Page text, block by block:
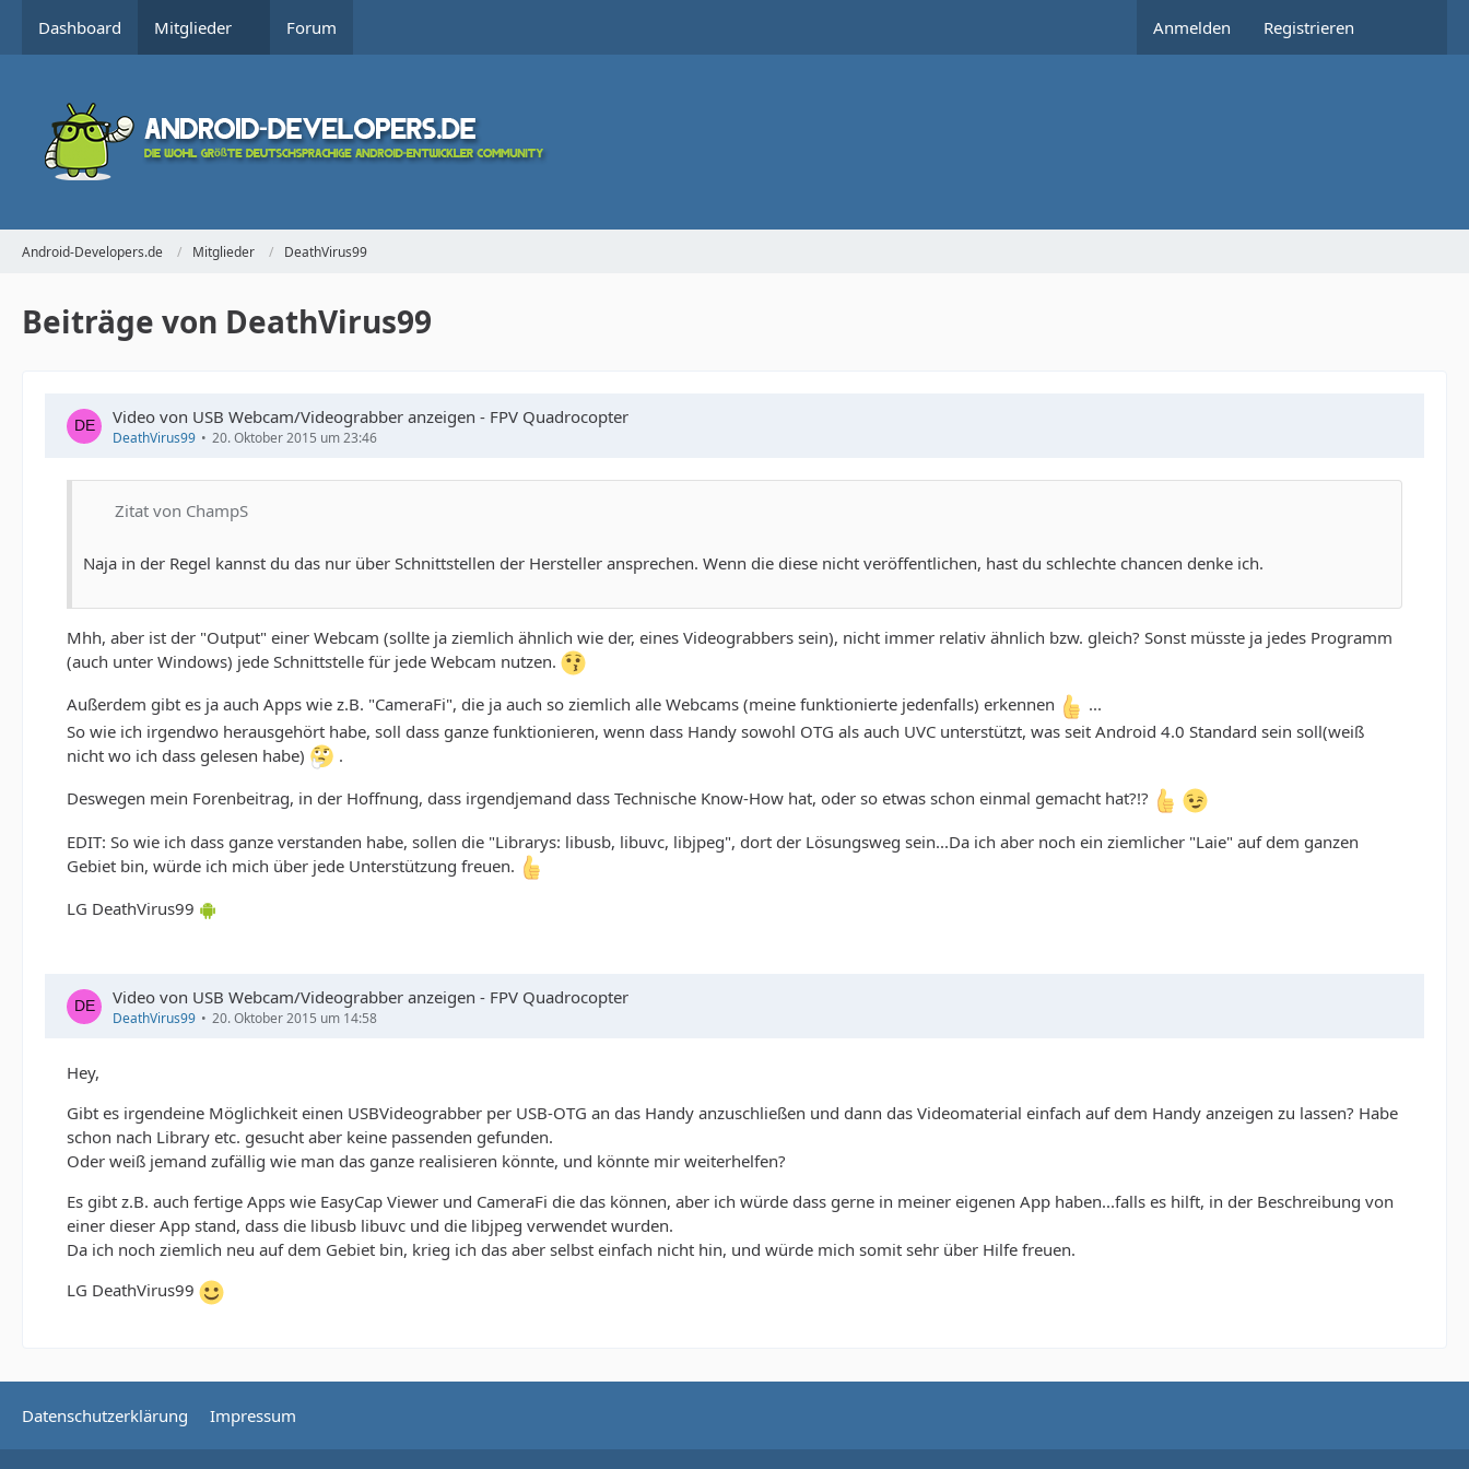
Dashboard Mitglieder Forum Anmelden Registrieren
Android-Developers.de Mitglieder DeathVirus99
Beiträge von DeathVirus99
Video von USB Webcam/Videograbber anzeigen - FPV Quadrocopter
DeathVirus99 20. Oktober 2015 um 23:46
Zitat von ChampS
Naja in der Regel kannst du das nur über Schnittstellen der Hersteller ansprechen. Wenn die diese nicht veröffentlichen, hast du schlechte chancen denke ich.
Mhh, aber ist der "Output" einer Webcam (sollte ja ziemlich ähnlich wie der, eines Videograbbers sein), nicht immer relativ ähnlich bzw. gleich? Sonst müsste ja jedes Programm
(auch unter Windows) jede Schnittstelle für jede Webcam nutzen.
Außerdem gibt es ja auch Apps wie z.B. "CameraFi", die ja auch so ziemlich alle Webcams (meine funktionierte jedenfalls) erkennen
...
So wie ich irgendwo herausgehört habe, soll dass ganze funktionieren, wenn dass Handy sowohl OTG als auch UVC unterstützt, was seit Android 4.0 Standard sein soll(weiß
nicht wo ich dass gelesen habe)
.
Deswegen mein Forenbeitrag, in der Hoffnung, dass irgendjemand dass Technische Know-How hat, oder so etwas schon einmal gemacht hat?!?
EDIT: So wie ich dass ganze verstanden habe, sollen die "Librarys: libusb, libuvc, libjpeg", dort der Lösungsweg sein...Da ich aber noch ein ziemlicher "Laie" auf dem ganzen
Gebiet bin, würde ich mich über jede Unterstützung freuen.
LG DeathVirus99
Video von USB Webcam/Videograbber anzeigen - FPV Quadrocopter
DeathVirus99 20. Oktober 2015 um 14:58
Hey,
Gibt es irgendeine Möglichkeit einen USBVideograbber per USB-OTG an das Handy anzuschließen und dann das Videomaterial einfach auf dem Handy anzeigen zu lassen? Habe
schon nach Library etc. gesucht aber keine passenden gefunden.
Oder weiß jemand zufällig wie man das ganze realisieren könnte, und könnte mir weiterhelfen?
Es gibt z.B. auch fertige Apps wie EasyCap Viewer und CameraFi die das können, aber ich würde dass gerne in meiner eigenen App haben...falls es hilft, in der Beschreibung von
einer dieser App stand, dass die libusb libuvc und die libjpeg verwendet wurden.
Da ich noch ziemlich neu auf dem Gebiet bin, krieg ich das aber selbst einfach nicht hin, und würde mich somit sehr über Hilfe freuen.
LG DeathVirus99
Datenschutzerklärung Impressum